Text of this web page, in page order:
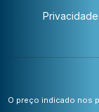
Privacidade
O preço indicado nos